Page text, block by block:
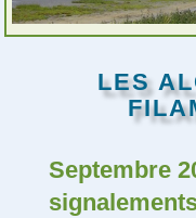
LES
Septembre